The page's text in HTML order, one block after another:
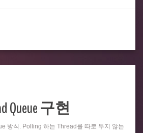
Queue 구현
방식. Polling 하는 Thread를 따로 두지 않는